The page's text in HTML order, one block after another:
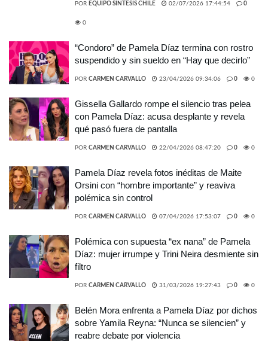
POR EQUIPO SÍNTESIS CHILE 02/07/2026 17:44:54 0
0
“Condoro” de Pamela Díaz termina con rostro
suspendido y sin sueldo en “Hay que decirlo”
POR CARMEN CARVALLO 23/04/2026 09:34:06 0 0
Gissella Gallardo rompe el silencio tras pelea
con Pamela Díaz: acusa desplante y revela
qué pasó fuera de pantalla
POR CARMEN CARVALLO 22/04/2026 08:47:20 0 0
Pamela Díaz revela fotos inéditas de Maite
Orsini con “hombre importante” y reaviva
polémica sin control
POR CARMEN CARVALLO 07/04/2026 17:53:07 0 0
Polémica con supuesta “ex nana” de Pamela
Díaz: mujer irrumpe y Trini Neira desmiente sin
filtro
POR CARMEN CARVALLO 31/03/2026 19:27:43 0 0
Belén Mora enfrenta a Pamela Díaz por dichos
sobre Yamila Reyna: “Nunca se silencien” y
reabre debate por violencia